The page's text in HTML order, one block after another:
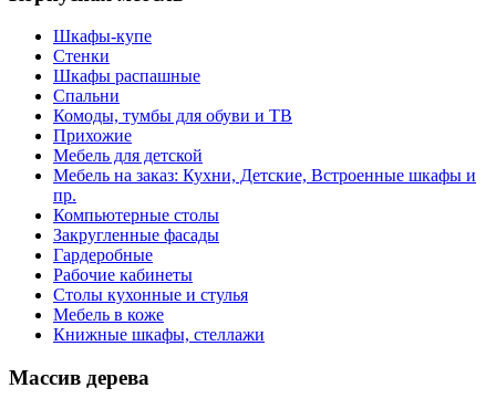
Шкафы-купе
Стенки
Шкафы распашные
Спальни
Комоды, тумбы для обуви и ТВ
Прихожие
Мебель для детской
Мебель на заказ: Кухни, Детские, Встроенные шкафы и
пр.
Компьютерные столы
Закругленные фасады
Гардеробные
Рабочие кабинеты
Столы кухонные и стулья
Мебель в коже
Книжные шкафы, стеллажи
Массив дерева